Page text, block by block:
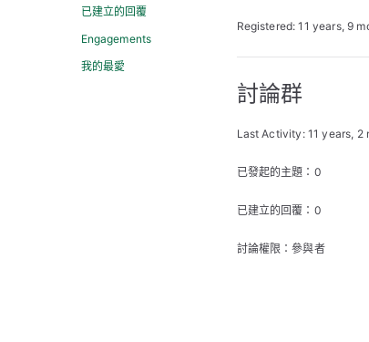
已建立的回覆
Engagements
我的最愛
Registered: 11 years, 9
討論群
Last Activity: 11 years, 2
已發起的主題：0
已建立的回覆：0
討論權限：參與者